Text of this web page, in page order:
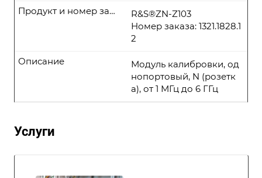
R&S®ZN-Z103
Номер заказа: 1321.1828.1
2
Продукт и номер заказа
Модуль калибровки, од
нопортовый, N (розетк
а), от 1 МГц до 6 ГГц
Описание
Услуги